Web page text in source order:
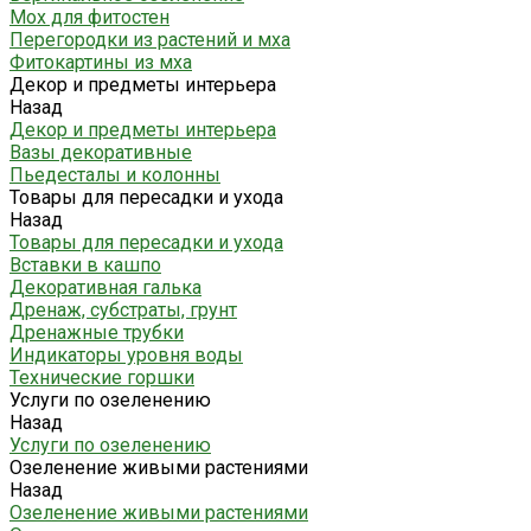
Мох для фитостен
Перегородки из растений и мха
Фитокартины из мха
Декор и предметы интерьера
Назад
Декор и предметы интерьера
Вазы декоративные
Пьедесталы и колонны
Товары для пересадки и ухода
Назад
Товары для пересадки и ухода
Вставки в кашпо
Декоративная галька
Дренаж, субстраты, грунт
Дренажные трубки
Индикаторы уровня воды
Технические горшки
Услуги по озеленению
Назад
Услуги по озеленению
Озеленение живыми растениями
Назад
Озеленение живыми растениями